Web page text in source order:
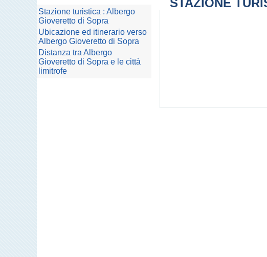
STAZIONE
Stazione turistica : Albergo
Gioveretto di Sopra
Ubicazione ed itinerario verso
Albergo Gioveretto di Sopra
Distanza tra Albergo
Gioveretto di Sopra e le città
limitrofe